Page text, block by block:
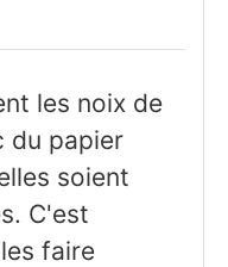
les noix de
du papier
soient
C'est
faire